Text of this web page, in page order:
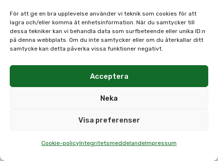
För att ge en bra upplevelse använder vi teknik som cookies för att
lagra och/eller komma åt enhetsinformation. När du samtycker till
dessa tekniker kan vi behandla data som surfbeteende eller unika ID:n
på denna webbplats. Om du inte samtycker eller om du återkallar ditt
samtycke kan detta påverka vissa funktioner negativt.
Acceptera
Neka
Visa preferenser
Cookie-policyIntegritetsmeddelandeImpressum